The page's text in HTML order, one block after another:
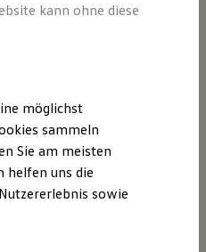
kann ohne diese
möglichst
sammeln
Sie am meisten
helfen uns die
sowie